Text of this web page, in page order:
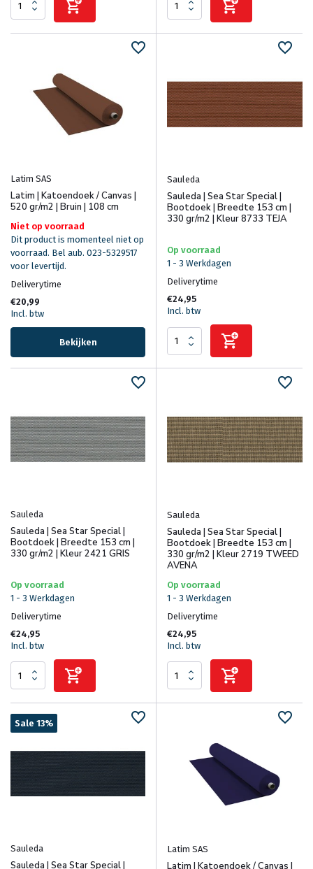
Latim SAS
Latim | Katoendoek / Canvas |
520 gr/m2 | Bruin | 108 cm
Niet op voorraad
Dit product is momenteel niet op
voorraad. Bel aub. 023-5329517
voor levertijd.
Deliverytime
€20,99
Incl. btw
Bekijken
Sauleda
Sauleda | Sea Star Special |
Bootdoek | Breedte 153 cm |
330 gr/m2 | Kleur 8733 TEJA
Op voorraad
1 - 3 Werkdagen
Deliverytime
€24,95
Incl. btw
Sauleda
Sauleda | Sea Star Special |
Bootdoek | Breedte 153 cm |
330 gr/m2 | Kleur 2421 GRIS
Op voorraad
1 - 3 Werkdagen
Deliverytime
€24,95
Incl. btw
Sauleda
Sauleda | Sea Star Special |
Bootdoek | Breedte 153 cm |
330 gr/m2 | Kleur 2719 TWEED
AVENA
Op voorraad
1 - 3 Werkdagen
Deliverytime
€24,95
Incl. btw
Sale 13%
Sauleda
Sauleda | Sea Star Special |
Latim SAS
Latim | Katoendoek / Canvas |